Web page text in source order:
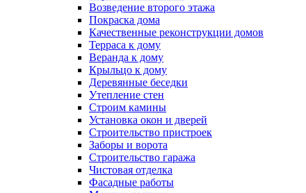
Возведение второго этажа
Покраска дома
Качественные реконструкции домов
Терраса к дому
Веранда к дому
Крыльцо к дому
Деревянные беседки
Утепление стен
Строим камины
Установка окон и дверей
Строительство пристроек
Заборы и ворота
Строительство гаража
Чистовая отделка
Фасадные работы